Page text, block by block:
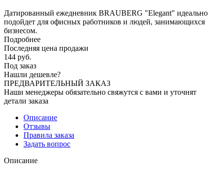
Датированный ежедневник BRAUBERG "Elegant" идеально
подойдет для офисных работников и людей, занимающихся
бизнесом.
Подробнее
Последняя цена продажи
144 руб.
Под заказ
Нашли дешевле?
ПРЕДВАРИТЕЛЬНЫЙ ЗАКАЗ
Наши менеджеры обязательно свяжутся с вами и уточнят
детали заказа
Описание
Отзывы
Правила заказа
Задать вопрос
Описание